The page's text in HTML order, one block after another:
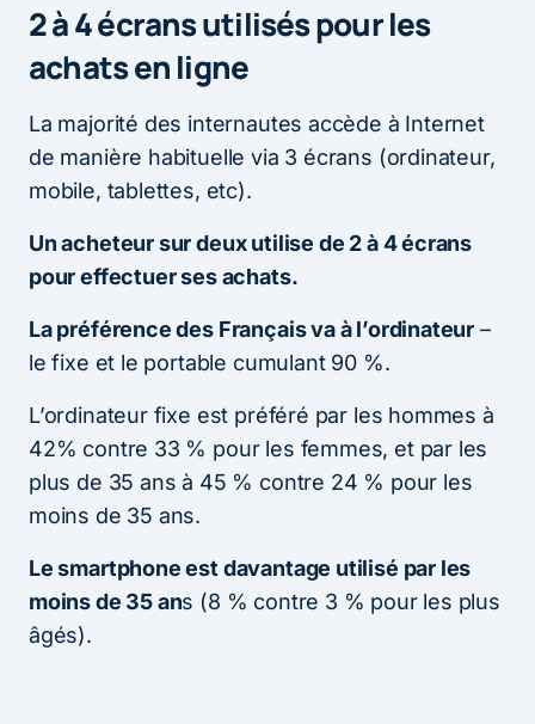
2 à 4 écrans utilisés pour les
achats en ligne
La majorité des internautes accède à Internet
de manière habituelle via 3 écrans (ordinateur,
mobile, tablettes, etc).
Un acheteur sur deux utilise de 2 à 4 écrans
pour effectuer ses achats.
La préférence des Français va à l’ordinateur –
le fixe et le portable cumulant 90 %.
L’ordinateur fixe est préféré par les hommes à
42% contre 33 % pour les femmes, et par les
plus de 35 ans à 45 % contre 24 % pour les
moins de 35 ans.
Le smartphone est davantage utilisé par les
moins de 35 ans (8 % contre 3 % pour les plus
âgés).